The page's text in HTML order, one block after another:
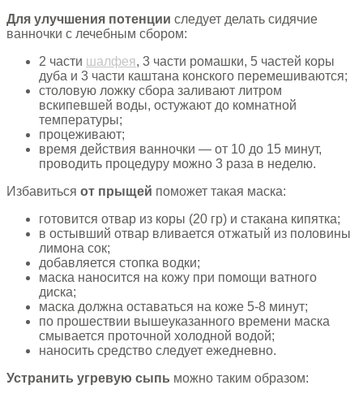
Для улучшения потенции следует делать сидячие
ванночки с лечебным сбором:
2 части шалфея, 3 части ромашки, 5 частей коры
дуба и 3 части каштана конского перемешиваются;
столовую ложку сбора заливают литром
вскипевшей воды, остужают до комнатной
температуры;
процеживают;
время действия ванночки — от 10 до 15 минут,
проводить процедуру можно 3 раза в неделю.
Избавиться от прыщей поможет такая маска:
готовится отвар из коры (20 гр) и стакана кипятка;
в остывший отвар вливается отжатый из половины
лимона сок;
добавляется стопка водки;
маска наносится на кожу при помощи ватного
диска;
маска должна оставаться на коже 5-8 минут;
по прошествии вышеуказанного времени маска
смывается проточной холодной водой;
наносить средство следует ежедневно.
Устранить угревую сыпь можно таким образом: